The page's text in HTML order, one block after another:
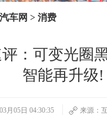
车网 >消费
评：可变光圈
智能再升级!
月05日 04:30:35 来源：